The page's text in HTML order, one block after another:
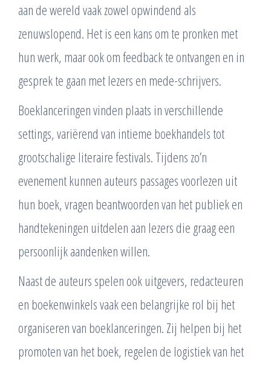
aan de wereld vaak zowel opwindend als
zenuwslopend. Het is een kans om te pronken met
hun werk, maar ook om feedback te ontvangen en in
gesprek te gaan met lezers en mede-schrijvers.
Boeklanceringen vinden plaats in verschillende
settings, variërend van intieme boekhandels tot
grootschalige literaire festivals. Tijdens zo’n
evenement kunnen auteurs passages voorlezen uit
hun boek, vragen beantwoorden van het publiek en
handtekeningen uitdelen aan lezers die graag een
persoonlijk aandenken willen.
Naast de auteurs spelen ook uitgevers, redacteuren
en boekenwinkels vaak een belangrijke rol bij het
organiseren van boeklanceringen. Zij helpen bij het
promoten van het boek, regelen de logistiek van het